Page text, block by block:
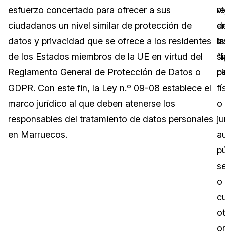
Transcripción y Traducción
El Gobierno
Servicios Financieros
Medios de Comunicación y
Entretenimiento
Casos Practicos
Videoteca
Recomendaciones
Sobre nosotros
Trabaja con nosotros
esfuerzo concertado para ofrecer a sus
ciudadanos un nivel similar de protección de
datos y privacidad que se ofrece a los residentes
de los Estados miembros de la UE en virtud del
Reglamento General de Protección de Datos o
GDPR. Con este fin, la Ley n.º 09-08 establece el
marco jurídico al que deben atenerse los
responsables del tratamiento de datos personales
en Marruecos.
o
o